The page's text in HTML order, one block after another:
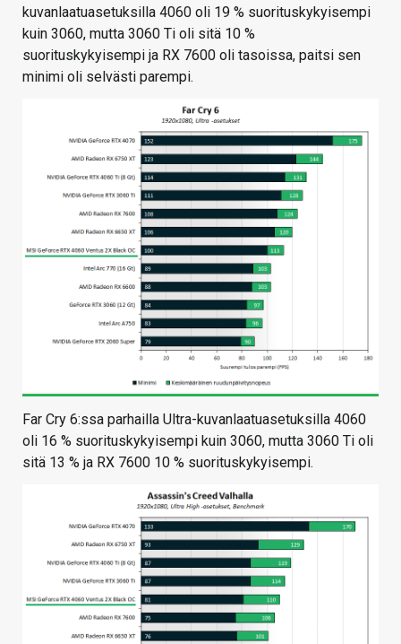
kuvanlaatuasetuksilla 4060 oli 19 % suorituskykyisempi
kuin 3060, mutta 3060 Ti oli sitä 10 %
suorituskykyisempi ja RX 7600 oli tasoissa, paitsi sen
minimi oli selvästi parempi.
Far Cry 6:ssa parhailla Ultra-kuvanlaatuasetuksilla 4060
oli 16 % suorituskykyisempi kuin 3060, mutta 3060 Ti oli
sitä 13 % ja RX 7600 10 % suorituskykyisempi.